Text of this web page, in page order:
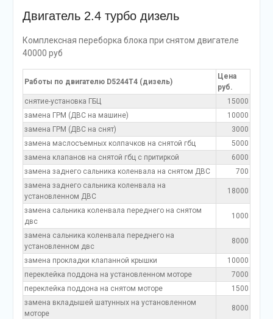
Двигатель 2.4 турбо дизель
Комплексная переборка блока при снятом двигателе
40000 руб
Работы по двигателю D5244T4 (дизель)
Цена
руб.
снятие-установка ГБЦ
15000
замена ГРМ (ДВС на машине)
10000
замена ГРМ (ДВС на снят)
3000
замена маслосъемных колпачков на снятой гбц
5000
замена клапанов на снятой гбц с притиркой
6000
замена заднего сальника коленвала на снятом ДВС
700
замена заднего сальника коленвала на
установленном ДВС
18000
замена сальника коленвала переднего на снятом
двс
1000
замена сальника коленвала переднего на
установленном двс
8000
замена прокладки клапанной крышки
10000
переклейка поддона на установленном моторе
7000
переклейка поддона на снятом моторе
1500
замена вкладышей шатунных на установленном
моторе
8000